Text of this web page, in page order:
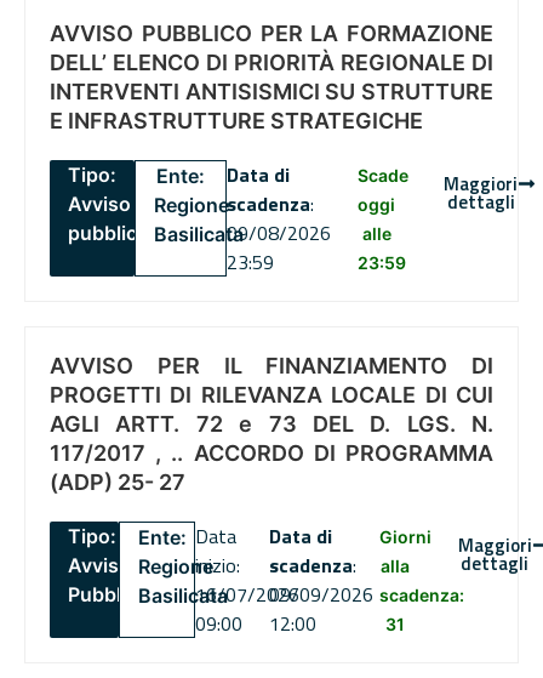
AVVISO PUBBLICO PER LA FORMAZIONE
DELL’ ELENCO DI PRIORITÀ REGIONALE DI
INTERVENTI ANTISISMICI SU STRUTTURE
E INFRASTRUTTURE STRATEGICHE
Tipo:
Avviso
pubblico
Ente:
Regione
Basilicata
Data di
scadenza:
09/08/2026
23:59
Scade
oggi
alle
23:59
Maggiori
dettagli
AVVISO PER IL FINANZIAMENTO DI
PROGETTI DI RILEVANZA LOCALE DI CUI
AGLI ARTT. 72 e 73 DEL D. LGS. N.
117/2017 , .. ACCORDO DI PROGRAMMA
(ADP) 25- 27
Tipo:
Avviso
Pubblico
Ente:
Regione
Basilicata
Data
inizio:
16/07/2026
09:00
Data di
scadenza:
09/09/2026
12:00
Giorni
alla
scadenza:
31
Maggiori
dettagli